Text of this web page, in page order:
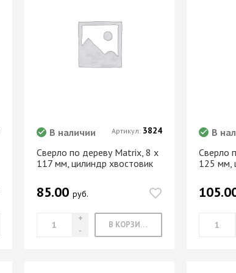
шариковые 45мм/ххх с
Петли SAMET Турция
+ еще 5 категорий
Газовые лифты
Кронштейны
механические
KESSEBOHMER Фри
Подъемники
KESSEBOHMER ФриФлап
Опоры мебельные
Ножка мебельная
710/820/1100 d=60мм
Сверло по дереву Matrix, 8 х
117 мм, цилиндр хвостовик
В наличии
85.00 руб.
В КОРЗИНУ
Артикул: 3824
Сверло
125 мм,
В